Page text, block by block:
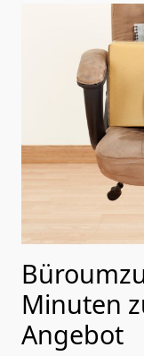
Minuten
Angebot